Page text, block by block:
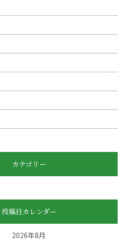
カテゴリー
投稿日カレンダー
2026年8月